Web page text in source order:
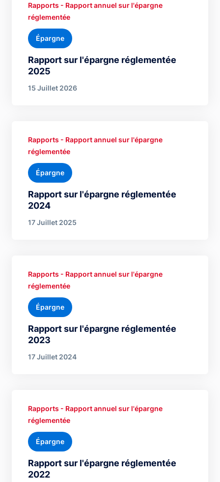
Rapport sur l'épargne réglementée
2025
Rapports - Rapport annuel sur l'épargne
réglementée
Épargne
15 Juillet 2026
Rapport sur l'épargne réglementée
2024
Rapports - Rapport annuel sur l'épargne
réglementée
Épargne
17 Juillet 2025
Rapport sur l'épargne réglementée
2023
Rapports - Rapport annuel sur l'épargne
réglementée
Épargne
17 Juillet 2024
Rapport sur l'épargne réglementée
2022
Rapports - Rapport annuel sur l'épargne
réglementée
Épargne